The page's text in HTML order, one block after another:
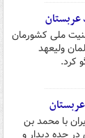
عربستان
ملی کشورمان
ولیعهد
کرد.
با محمد بن
جده دیدار و